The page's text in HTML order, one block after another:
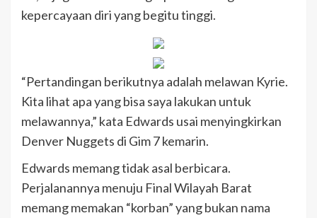
kepercayaan diri yang begitu tinggi.
“Pertandingan berikutnya adalah melawan Kyrie.
Kita lihat apa yang bisa saya lakukan untuk
melawannya,” kata Edwards usai menyingkirkan
Denver Nuggets di Gim 7 kemarin.
Edwards memang tidak asal berbicara.
Perjalanannya menuju Final Wilayah Barat
memang memakan “korban” yang bukan nama